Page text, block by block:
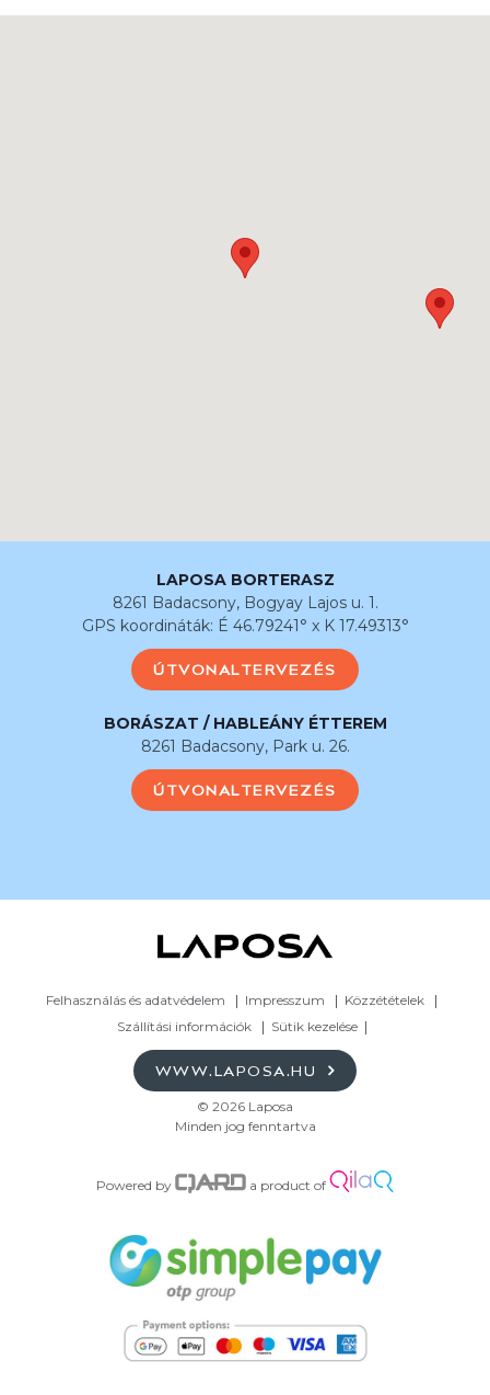
LAPOSA BORTERASZ
8261 Badacsony, Bogyay Lajos u. 1.
GPS koordináták: É 46.79241° x K 17.49313°
ÚTVONALTERVEZÉS
BORÁSZAT / HABLEÁNY ÉTTEREM
8261 Badacsony, Park u. 26.
ÚTVONALTERVEZÉS
Felhasználás és adatvédelem Impresszum
Közzétételek
Szállítási információk
Sütik kezelése
WWW.LAPOSA.HU
© 2026 Laposa
Minden jog fenntartva
Powered by a product of